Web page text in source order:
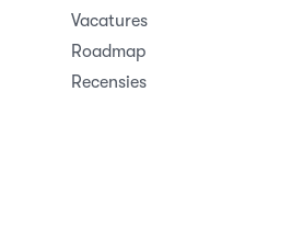
Vacatures
Roadmap
Recensies